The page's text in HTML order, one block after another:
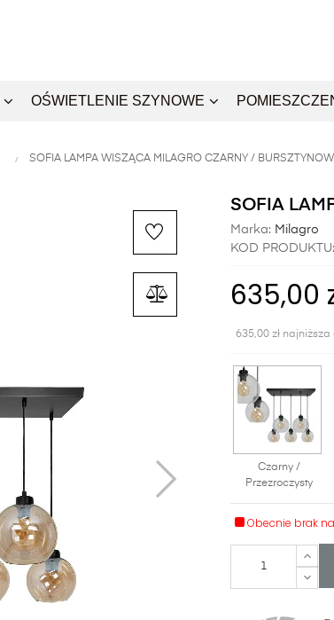
OŚWIETLENIE SZYNOWE
SOFIA LAMPA WISZĄCA MILAGRO CZARNY /
SOFIA
Marka: Milagro
KOD PRODUKTU:
635,00
635,00 zł
Czarny /
Przezroczysty
Obecnie brak